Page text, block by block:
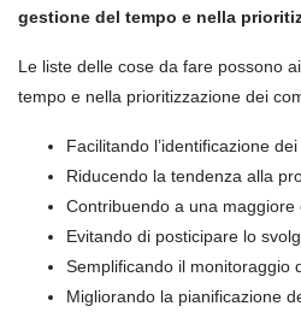
gestione del tempo e nella
Le liste delle cose da fare possono
tempo e nella prioritizzazione dei
Facilitando l’identificazione
Riducendo la tendenza alla
Contribuendo a una maggiore
Evitando di posticipare lo
Semplificando il monitoraggio
Migliorando la pianificazione